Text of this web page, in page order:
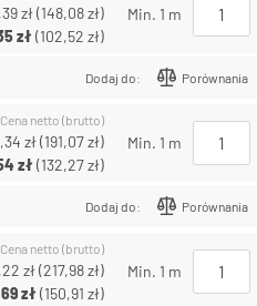
zł(148,08 zł)
zł(102,52 zł)
Min. 1 m
Dodaj do: Porównania
Cena netto (brutto)
zł(191,07 zł)
zł(132,27 zł)
Min. 1 m
Dodaj do: Porównania
Cena netto (brutto)
zł(217,98 zł)
zł(150,91 zł)
Min. 1 m